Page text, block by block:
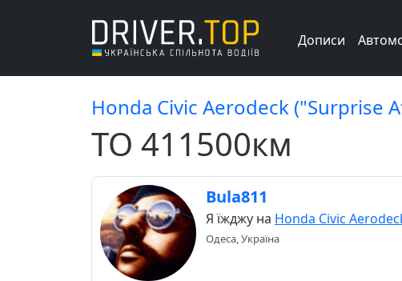
Дописи
Honda Civic Aerodeck ("Surprise
ТО 411500км
Bula811
Я їжджу на Honda Civic
Одеса, Україна